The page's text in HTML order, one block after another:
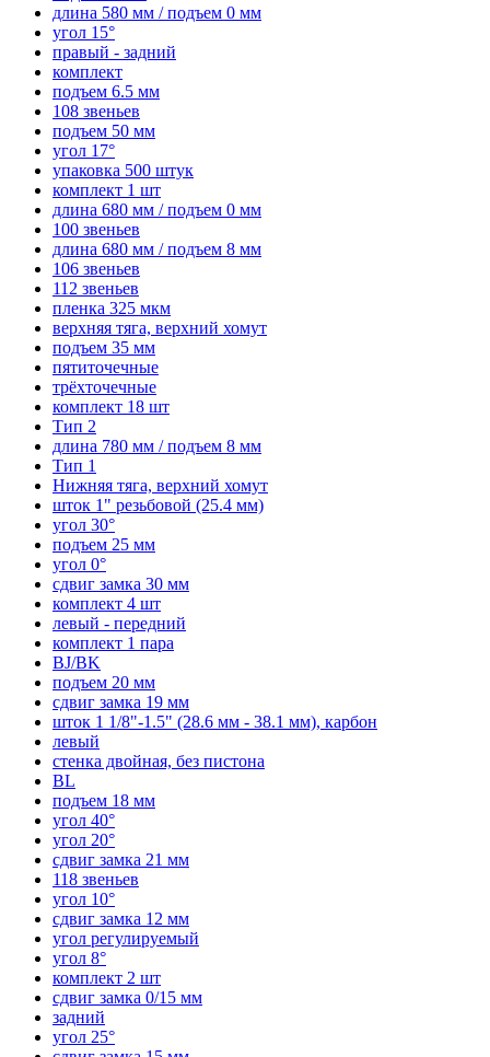
длина 580 мм / подъем 0 мм
угол 15°
правый - задний
комплект
подъем 6.5 мм
108 звеньев
подъем 50 мм
угол 17°
упаковка 500 штук
комплект 1 шт
длина 680 мм / подъем 0 мм
100 звеньев
длина 680 мм / подъем 8 мм
106 звеньев
112 звеньев
пленка 325 мкм
верхняя тяга, верхний хомут
подъем 35 мм
пятиточечные
трёхточечные
комплект 18 шт
Тип 2
длина 780 мм / подъем 8 мм
Тип 1
Нижняя тяга, верхний хомут
шток 1" резьбовой (25.4 мм)
угол 30°
подъем 25 мм
угол 0°
сдвиг замка 30 мм
комплект 4 шт
левый - передний
комплект 1 пара
BJ/BK
подъем 20 мм
сдвиг замка 19 мм
шток 1 1/8"-1.5" (28.6 мм - 38.1 мм), карбон
левый
стенка двойная, без пистона
BL
подъем 18 мм
угол 40°
угол 20°
сдвиг замка 21 мм
118 звеньев
угол 10°
сдвиг замка 12 мм
угол регулируемый
угол 8°
комплект 2 шт
сдвиг замка 0/15 мм
задний
угол 25°